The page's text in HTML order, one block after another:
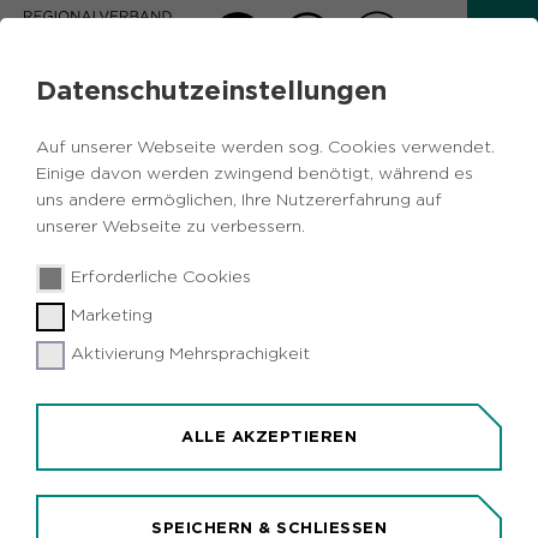
Datenschutzeinstellungen
Auf unserer Webseite werden sog. Cookies verwendet.
Einige davon werden zwingend benötigt, während es
uns andere ermöglichen, Ihre Nutzererfahrung auf
unserer Webseite zu verbessern.
Erforderliche Cookies
Marketing
Aktivierung Mehrsprachigkeit
ALLE AKZEPTIEREN
SPEICHERN & SCHLIESSEN
MELDUNGEN VOM RVR
Zurück
Regionalverband Ruhr konkretisiert
Zeitplanung für Regionalplan Ruhr
Essen/Metropole Ruhr – 13. September 2019. Der
auf Beschluss der Verbandsversammlung den